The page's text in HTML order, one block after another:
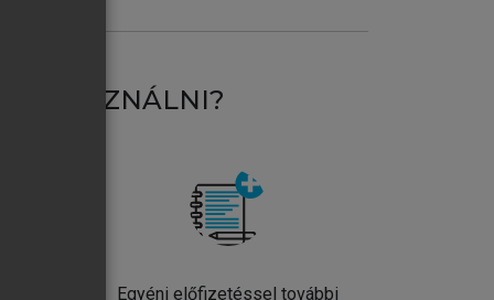
HASZNÁLNI?
Egyéni előfizetéssel további